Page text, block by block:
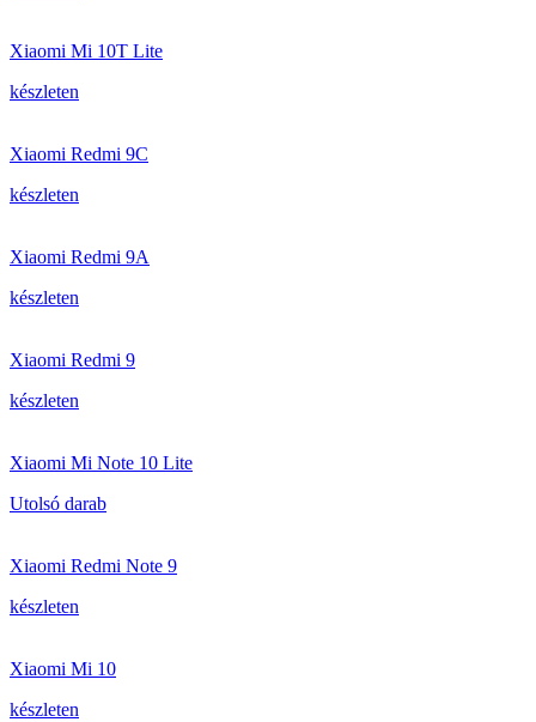
Xiaomi Mi 10T Lite
készleten
Xiaomi Redmi 9C
készleten
Xiaomi Redmi 9A
készleten
Xiaomi Redmi 9
készleten
Xiaomi Mi Note 10 Lite
Utolsó darab
Xiaomi Redmi Note 9
készleten
Xiaomi Mi 10
készleten